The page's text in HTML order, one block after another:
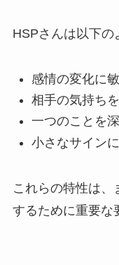
HSPさんは以下の
感情の変化に
相手の気持ち
一つのことを
小さなサイン
これらの特性は、
するために重要な